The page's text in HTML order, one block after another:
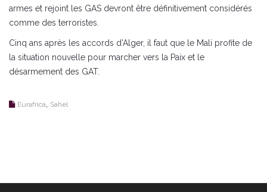
armes et rejoint les GAS devront être définitivement considérés
comme des terroristes.
Cinq ans après les accords d’Alger, il faut que le Mali profite de
la situation nouvelle pour marcher vers la Paix et le
désarmement des GAT.
Eurafrica Sahel